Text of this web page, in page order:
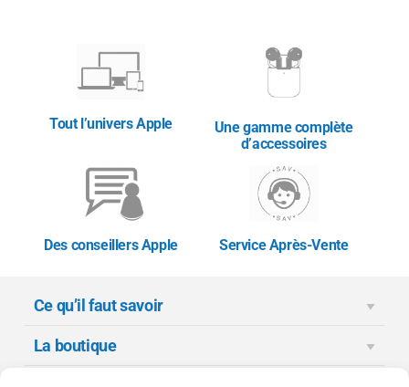
Tout l’univers Apple
Une gamme complète
d’accessoires
Des conseillers Apple Service Après-Vente
Ce qu’il faut savoir
La boutique